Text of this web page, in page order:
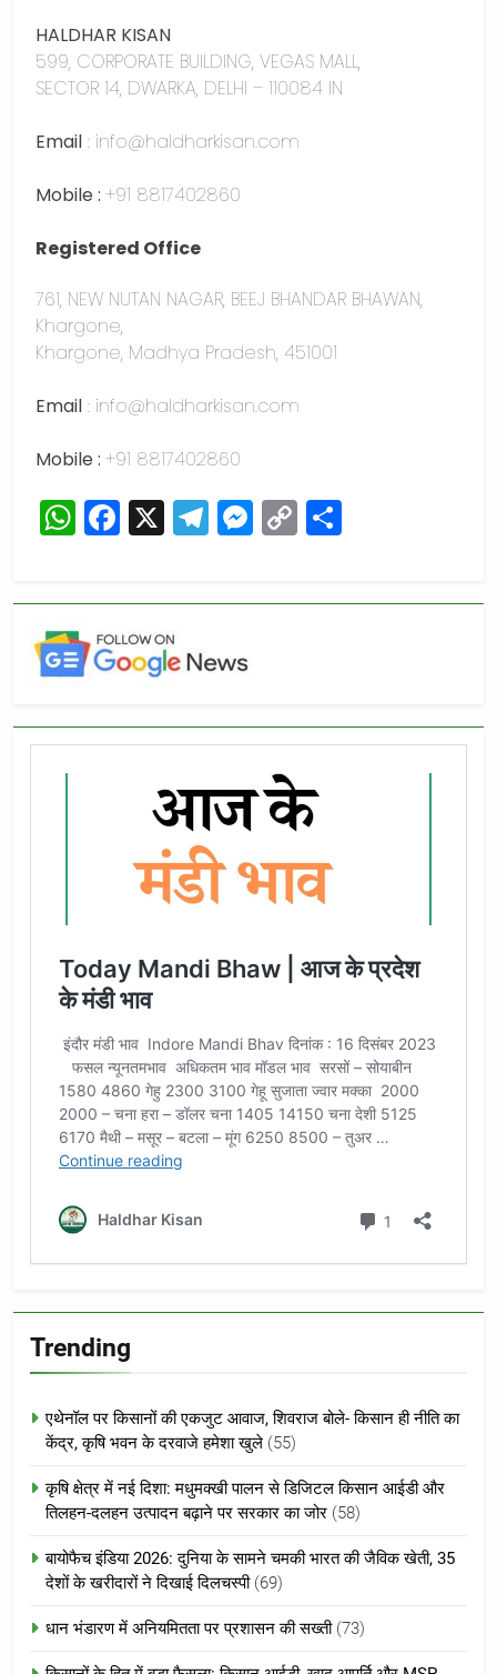
HALDHAR KISAN
599, CORPORATE BUILDING, VEGAS MALL,
SECTOR 14, DWARKA, DELHI – 110084 IN
Email : info@haldharkisan.com
Mobile : +91 8817402860
Registered Office
761, NEW NUTAN NAGAR, BEEJ BHANDAR BHAWAN,
Khargone,
Khargone, Madhya Pradesh, 451001
Email : info@haldharkisan.com
Mobile : +91 8817402860
WhatsApp
Facebook
X Telegram
Messenger
Copy
Link
Trending
एथेनॉल पर किसानों की एकजुट आवाज, शिवराज बोले- किसान ही नीति का
केंद्र, कृषि भवन के दरवाजे हमेशा खुले (55)
कृषि क्षेत्र में नई दिशा: मधुमक्खी पालन से डिजिटल किसान आईडी और
तिलहन-दलहन उत्पादन बढ़ाने पर सरकार का जोर (58)
बायोफैच इंडिया 2026: दुनिया के सामने चमकी भारत की जैविक खेती, 35
देशों के खरीदारों ने दिखाई दिलचस्पी (69)
धान भंडारण में अनियमितता पर प्रशासन की सख्ती (73)